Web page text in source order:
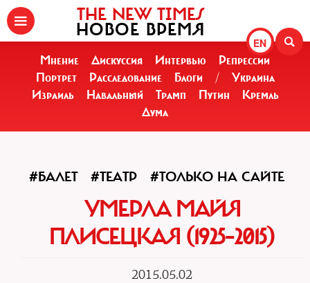
EN
THE NEW TIMES
НОВОЕ ВРЕМЯ
Мнение Дискуссия Интервью
Репрессии
Портрет
Расследование Блоги /
Украина
Израиль
Навальный Трамп Путин
Кремль
Дума
#БАЛЕТ #ТЕАТР #ТОЛЬКО НА САЙТЕ
УМЕРЛА МАЙЯ
ПЛИСЕЦКАЯ (1925–2015)
2015.05.02